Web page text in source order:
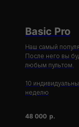
Basic Pro
Наш самый
После него вы
любым пультом.
10
неделю
48 000 р.